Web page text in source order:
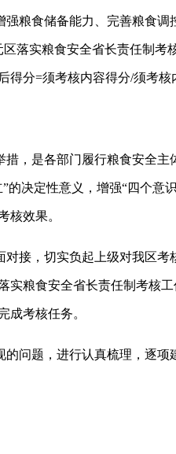
粮食储备能力、完善粮食
落实粮食安全省长责任制考
得分=须考核内容得分/须考核
，是各部门履行粮食安全
的决定性意义，增强“四个意
核效果。
接，切实负起上级对我区
粮食安全省长责任制考核
成考核任务。
问题，进行认真梳理，逐